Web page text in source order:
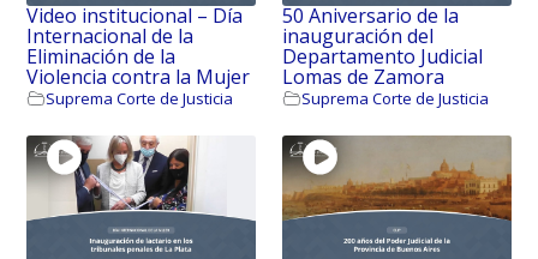
Video institucional – Día
Internacional de la
Eliminación de la
Violencia contra la Mujer
Suprema Corte de Justicia
50 Aniversario de la
inauguración del
Departamento Judicial
Lomas de Zamora
Suprema Corte de Justicia